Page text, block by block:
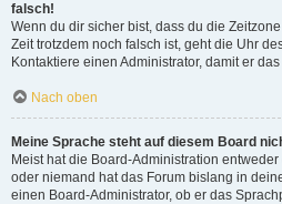
falsch!
Wenn du dir sicher bist, dass du die
Zeit trotzdem noch falsch ist, geht die Uhr
Kontaktiere einen Administrator, damit er
Nach oben
Meine Sprache steht auf diesem Board
Meist hat die Board-Administration
oder niemand hat das Forum bislang in
einen Board-Administrator, ob er das